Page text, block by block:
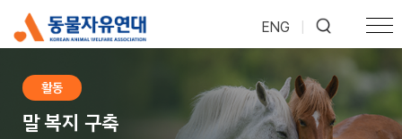
ENG
활동
말 복지 구축